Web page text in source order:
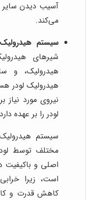
آسیب دیدن سایر
می‌کند.
سیستم
شیرهای
هیدرولیک، و
هیدرولیک لودر
نیروی مورد نیاز
لودر را بر عهده
سیستم
مختلف توسط
اصلی و باکیفیت
است، زیرا
کاهش قدرت و